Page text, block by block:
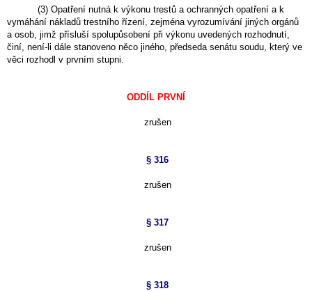
(3) Opatření nutná k výkonu trestů a ochranných opatření a k
vymáhání nákladů trestního řízení, zejména vyrozumívání jiných orgánů
a osob, jimž přísluší spolupůsobení při výkonu uvedených rozhodnutí,
činí, není-li dále stanoveno něco jiného, předseda senátu soudu, který ve
věci rozhodl v prvním stupni.
ODDÍL PRVNÍ
zrušen
§ 316
zrušen
§ 317
zrušen
§ 318